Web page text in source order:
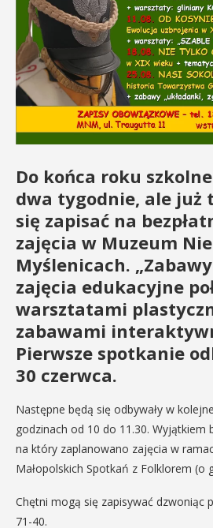
Do końca roku
dwa tygodnie, ale już
się zapisać na
zajęcia w Muzeum
Myślenicach.
zajęcia edukacyjne
warsztatami
zabawami
Pierwsze spotkanie
30 czerwca.
Następne będą się odbywały w
godzinach od 10 do 11.30. Wyjątkiem
na który zaplanowano zajęcia w
Małopolskich Spotkań z Folklorem (o
Chętni mogą się zapisywać dzwoniąc
71-40.